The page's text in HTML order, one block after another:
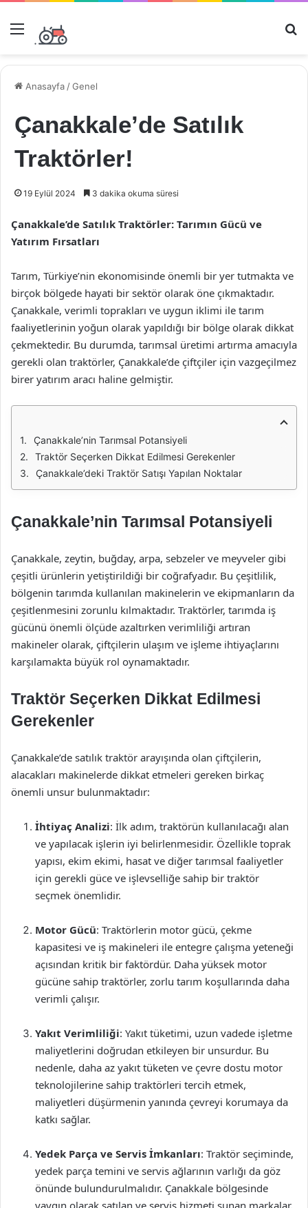
Menü
Anasayfa /Genel
Çanakkale’de Satılık
Traktörler!
19 Eylül 2024 3 dakika okuma süresi
Çanakkale’de Satılık Traktörler: Tarımın Gücü ve
Yatırım Fırsatları
Tarım, Türkiye’nin ekonomisinde önemli bir yer tutmakta ve
birçok bölgede hayati bir sektör olarak öne çıkmaktadır.
Çanakkale, verimli toprakları ve uygun iklimi ile tarım
faaliyetlerinin yoğun olarak yapıldığı bir bölge olarak dikkat
çekmektedir. Bu durumda, tarımsal üretimi artırma amacıyla
gerekli olan traktörler, Çanakkale’de çiftçiler için vazgeçilmez
birer yatırım aracı haline gelmiştir.
Çanakkale’nin Tarımsal Potansiyeli
Traktör Seçerken Dikkat Edilmesi Gerekenler
Çanakkale’deki Traktör Satışı Yapılan Noktalar
Çanakkale’nin Tarımsal Potansiyeli
Çanakkale, zeytin, buğday, arpa, sebzeler ve meyveler gibi
çeşitli ürünlerin yetiştirildiği bir coğrafyadır. Bu çeşitlilik,
bölgenin tarımda kullanılan makinelerin ve ekipmanların da
çeşitlenmesini zorunlu kılmaktadır. Traktörler, tarımda iş
gücünü önemli ölçüde azaltırken verimliliği artıran
makineler olarak, çiftçilerin ulaşım ve işleme ihtiyaçlarını
karşılamakta büyük rol oynamaktadır.
Traktör Seçerken Dikkat Edilmesi
Gerekenler
Çanakkale’de satılık traktör arayışında olan çiftçilerin,
alacakları makinelerde dikkat etmeleri gereken birkaç
önemli unsur bulunmaktadır:
İhtiyaç Analizi: İlk adım, traktörün kullanılacağı alan
ve yapılacak işlerin iyi belirlenmesidir. Özellikle toprak
yapısı, ekim ekimi, hasat ve diğer tarımsal faaliyetler
için gerekli güce ve işlevselliğe sahip bir traktör
seçmek önemlidir.
Motor Gücü: Traktörlerin motor gücü, çekme
kapasitesi ve iş makineleri ile entegre çalışma yeteneği
açısından kritik bir faktördür. Daha yüksek motor
gücüne sahip traktörler, zorlu tarım koşullarında daha
verimli çalışır.
Yakıt Verimliliği: Yakıt tüketimi, uzun vadede işletme
maliyetlerini doğrudan etkileyen bir unsurdur. Bu
nedenle, daha az yakıt tüketen ve çevre dostu motor
teknolojilerine sahip traktörleri tercih etmek,
maliyetleri düşürmenin yanında çevreyi korumaya da
katkı sağlar.
Yedek Parça ve Servis İmkanları: Traktör seçiminde,
yedek parça temini ve servis ağlarının varlığı da göz
önünde bulundurulmalıdır. Çanakkale bölgesinde
yaygın olarak satılan ve servis hizmeti sunan markalar,